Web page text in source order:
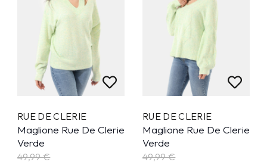
RUE DE CLERIE
Maglione Rue De Clerie
Verde
49,99€
RUE DE CLERIE
Maglione Rue De Clerie
Verde
49,99€